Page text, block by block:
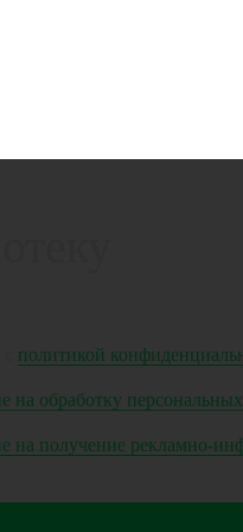
политикой
на обработку
на получение рекламно-